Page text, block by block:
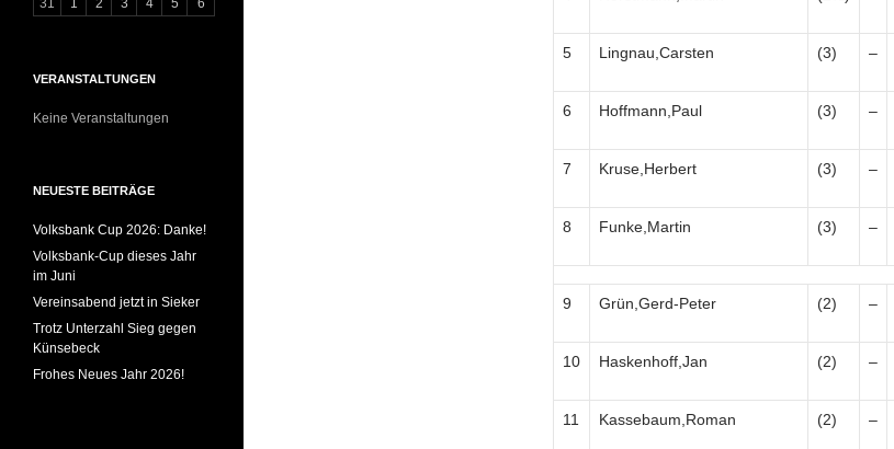
5 Lingnau,Carsten (3) –
6 Hoffmann,Paul (3) –
7 Kruse,Herbert (3) –
8 Funke,Martin (3) –
9 Grün,Gerd-Peter (2) –
10 Haskenhoff,Jan (2) –
11 Kassebaum,Roman (2) –
VERANSTALTUNGEN
Keine Veranstaltungen
NEUESTE BEITRÄGE
Volksbank Cup 2026: Danke!
Volksbank-Cup dieses Jahr
im Juni
Vereinsabend jetzt in Sieker
Trotz Unterzahl Sieg gegen
Künsebeck
Frohes Neues Jahr 2026!